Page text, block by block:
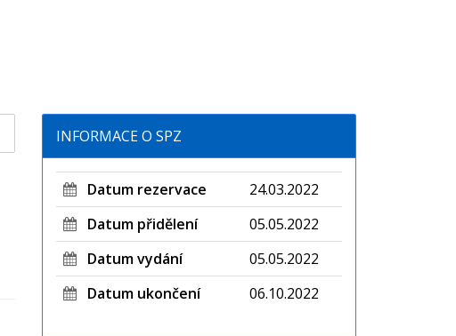
INFORMACE O SPZ
Datum rezervace
24.03.2022
Datum přidělení
05.05.2022
Datum vydání
05.05.2022
Datum ukončení
06.10.2022